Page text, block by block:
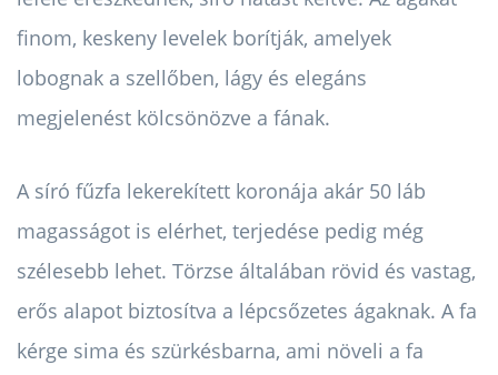
finom, keskeny levelek borítják, amelyek
lobognak a szellőben, lágy és elegáns
megjelenést kölcsönözve a fának.
A síró fűzfa lekerekített koronája akár 50 láb
magasságot is elérhet, terjedése pedig még
szélesebb lehet. Törzse általában rövid és vastag,
erős alapot biztosítva a lépcsőzetes ágaknak. A fa
kérge sima és szürkésbarna, ami növeli a fa